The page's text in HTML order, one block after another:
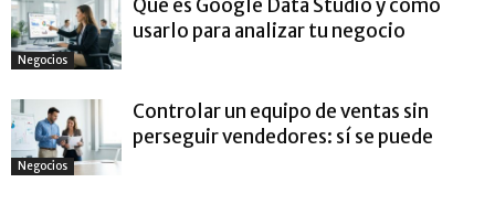
Negocios
Qué es Google Data Studio y cómo
usarlo para analizar tu negocio
Negocios
Controlar un equipo de ventas sin
perseguir vendedores: sí se puede